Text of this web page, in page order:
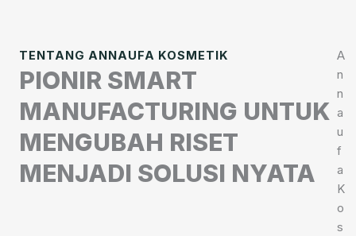
TENTANG ANNAUFA KOSMETIK
PIONIR SMART
MANUFACTURING UNTUK
MENGUBAH RISET
MENJADI SOLUSI NYATA
A
n
n
a
u
f
a
K
o
s